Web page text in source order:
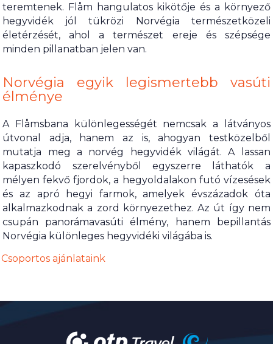
teremtenek. Flåm hangulatos kikötője és a környező
hegyvidék jól tükrözi Norvégia természetközeli
életérzését, ahol a természet ereje és szépsége
minden pillanatban jelen van.
Norvégia egyik legismertebb vasúti
élménye
A Flåmsbana különlegességét nemcsak a látványos
útvonal adja, hanem az is, ahogyan testközelből
mutatja meg a norvég hegyvidék világát. A lassan
kapaszkodó szerelvényből egyszerre láthatók a
mélyen fekvő fjordok, a hegyoldalakon futó vízesések
és az apró hegyi farmok, amelyek évszázadok óta
alkalmazkodnak a zord környezethez. Az út így nem
csupán panorámavasúti élmény, hanem bepillantás
Norvégia különleges hegyvidéki világába is.
Csoportos ajánlataink